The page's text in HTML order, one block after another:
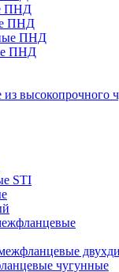
ПНД
ПНД
ПНД
ПНД
высокопрочного
STI
чугунные